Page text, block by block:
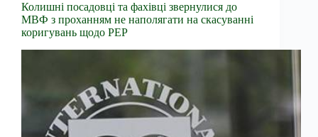
Колишні посадовці та фахівці звернулися до
МВФ з проханням не наполягати на скасуванні
коригувань щодо PEP